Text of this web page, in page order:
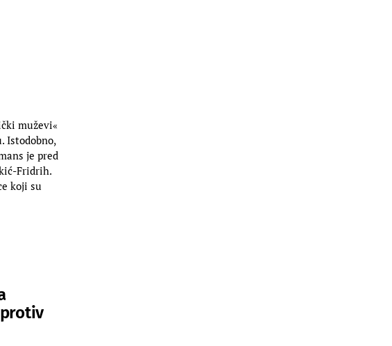
muževi«
Istodobno,
je pred
Fridrih.
koji su